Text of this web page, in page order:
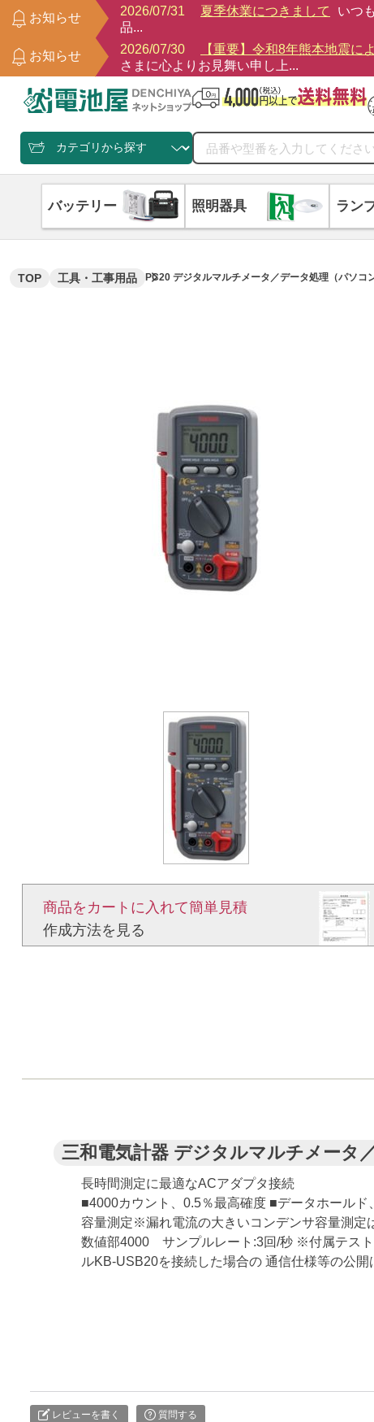
お知らせ
2026/07/31 夏季休業につきまして
いつ
品...
お知らせ
2026/07/30 【重要】令和8年熊本地震に
さまに心よりお見舞い申し上...
バッテリー 照明器具 ラン
TOP 工具・工事用品 PC20 デジタルマルチメータ／データ処理（パソコ
商品をカートに入れて簡単見積​
作成方法を見る​​
三和電気計器 デジタルマルチメータ
長時間測定に最適なACアダプタ接続
■4000カウント、0.5％最高確度 ■データホール
容量測定※漏れ電流の大きいコンデンサ容量測定
数値部4000 サンプルレート:3回/秒 ※付属テス
ルKB-USB20を接続した場合の 通信仕様等の公開
レビューを書く 質問する